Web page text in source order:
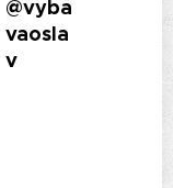
@vyba
vaosla
v